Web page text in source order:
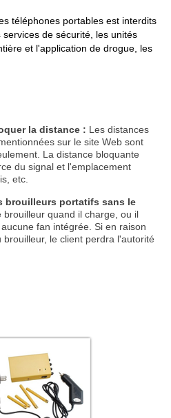
téléphones portables est interdits
de sécurité, les unités
et l'application de drogue, les
la distance : Les distances
sur le site Web sont
La distance bloquante
du signal et l'emplacement
etc.
brouilleurs portatifs sans le
brouilleur quand il charge, ou il
fan intégrée. Si en raison
le client perdra l'autorité